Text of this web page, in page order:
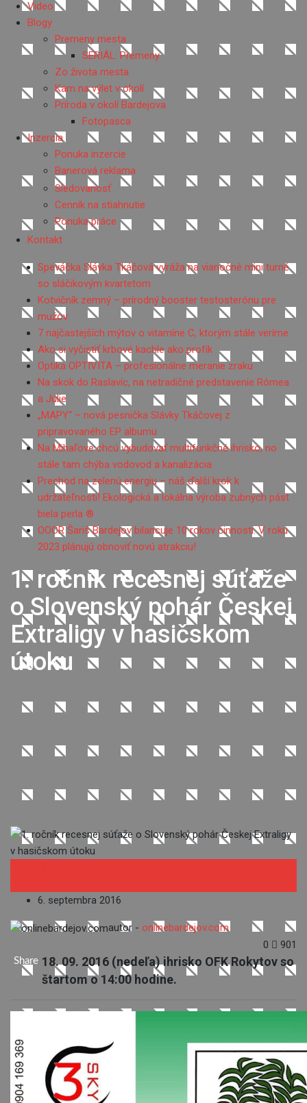
Video
Blogy
Premeny mesta
SERIÁL: Premeny
Zo života mesta
Kam na výlet v okolí
Príroda v okolí Bardejova
Fotopasca
Inzercia
Ponuka inzercie
Banerová reklama
Sledovanosť
Cenník na stiahnutie
Ponuka práce
Kontakt
Speváčka Slávka Tkáčová vyráža na vianočné mini turné
so sláčikovým kvartetom
Kotvičník zemný – prírodný booster testosterónu pre
mužov
7 najčastejších mýtov o vitamíne C, ktorým stále veríme
Ako si vyčistiť krbové kachle ako profík
Optika OPTIVITA – profesionálne meranie zraku
Na skok do Raslavíc, na netradičné predstavenie Rómea
a Júlie
„MAPY“ – nová pesnička Slávky Tkáčovej z
pripravovaného EP albumu
Na Mihaľove chcú vybudovať multifunkčné ihrisko, no
stále tam chýba vodovod a kanalizácia
Prechod na zelenú energiu – náš ďalší krok k
udržateľnosti! Ekologická a lokálna výroba zubných pást
biela perla ®
OOCR Šariš Bardejov bilancuje 10 rokov činnosti. V roku
2023 plánujú obnoviť novú atrakciu!
1. ročník recesnej súťaže
o Slovenský pohár Českej
Extraligy v hasičskom
útoku
6. septembra 2016
autor - onlinebardejov.com
0
901
Share 18. 09. 2016 (nedeľa) ihrisko OFK Rokytov so
štartom o 14:00 hodine.